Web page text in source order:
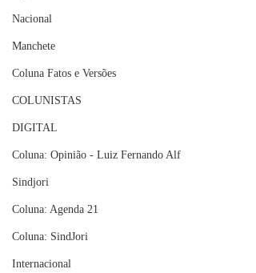
Nacional
Manchete
Coluna Fatos e Versões
COLUNISTAS
DIGITAL
Coluna: Opinião - Luiz Fernando Alf
Sindjori
Coluna: Agenda 21
Coluna: SindJori
Internacional